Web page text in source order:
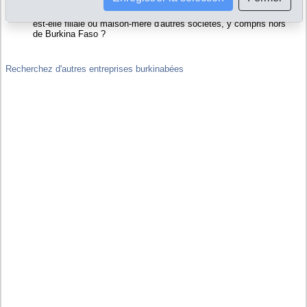
de Societe D ' Accumulateurs Du Burkina S A R L
Liens financiers : Societe D ' Accumulateurs Du Burkina S A R L
est-elle filiale ou maison-mère d'autres sociétés, y compris hors
de Burkina Faso ?
Recherchez d'autres entreprises burkinabées